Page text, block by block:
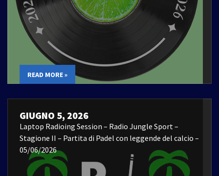
READ MORE »
GIUGNO 5, 2026
Laptop Radioing Session – Radio Jungle Sport –
Stagione II – Partita di Padel con leggende del calcio –
05/06/2026